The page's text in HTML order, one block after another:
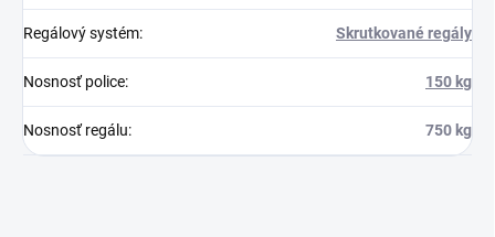
Regálový systém: Skrutkované regály
Nosnosť police: 150 kg
Nosnosť regálu: 750 kg